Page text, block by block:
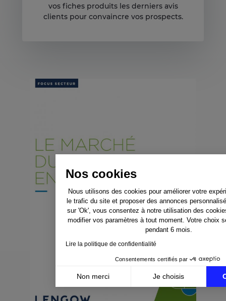
Nos cookies
Nous utilisons des cookies pour améliorer votre
le trafic du site et proposer des annonces
sur 'Ok', vous consentez à notre utilisation des
modifier vos paramètres à tout moment. Votre choix
pendant 6 mois.
Lire la politique de confidentialité
Consentements certifiés par
Non merci Je choisis
Plateforme de Gestion du Consentement :
vos fiches produits les derniers avis
clients pour convaincre vos prospects.